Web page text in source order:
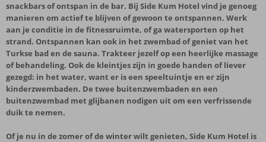
snackbars of ontspan in de bar. Bij Side Kum Hotel vind je genoeg
manieren om actief te blijven of gewoon te ontspannen. Werk
aan je conditie in de fitnessruimte, of ga watersporten op het
strand. Ontspannen kan ook in het zwembad of geniet van het
Turkse bad en de sauna. Trakteer jezelf op een heerlijke massage
of behandeling. Ook de kleintjes zijn in goede handen of liever
gezegd: in het water, want er is een speeltuintje en er zijn
kinderzwembaden. De twee buitenzwembaden en een
buitenzwembad met glijbanen nodigen uit om een verfrissende
duik te nemen.
Of je nu in de zomer of de winter wilt genieten, Side Kum Hotel is